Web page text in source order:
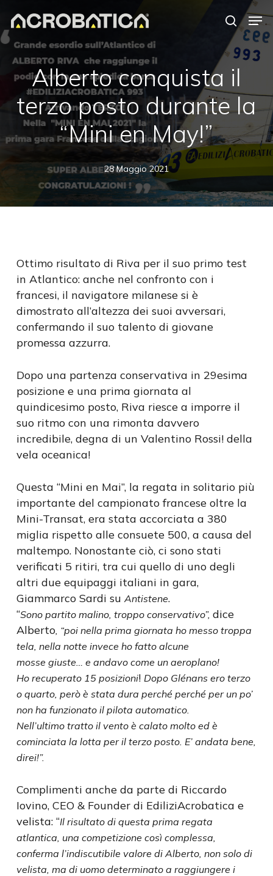
main
content
search
Alberto conquista il
terzo posto durante la
“Mini en May!”
28 Maggio 2021
Ottimo risultato di Riva per il suo primo test
in Atlantico: anche nel confronto con i
francesi, il navigatore milanese si è
dimostrato all’altezza dei suoi avversari,
confermando il suo talento di giovane
promessa azzurra.
Dopo una partenza conservativa in 29esima
posizione e una prima giornata al
quindicesimo posto, Riva riesce a imporre il
suo ritmo con una rimonta davvero
incredibile, degna di un Valentino Rossi! della
vela oceanica!
Questa “Mini en Mai”, la regata in solitario più
importante del campionato francese oltre la
Mini-Transat, era stata accorciata a 380
miglia rispetto alle consuete 500, a causa del
maltempo. Nonostante ciò, ci sono stati
verificati 5 ritiri, tra cui quello di uno degli
altri due equipaggi italiani in gara,
Giammarco Sardi suAntistene.
“Sono partito malino, troppo conservativo”, dice
Alberto, “poi nella prima giornata ho messo troppa
tela, nella notte invece ho fatto alcune
mosse giuste… e andavo come un aeroplano!
Ho recuperato 15 posizioni! Dopo Glénans ero terzo
o quarto, però è stata dura perché perché per un po’
non ha funzionato il pilota automatico.
Nell’ultimo tratto il vento è calato molto ed è
cominciata la lotta per il terzo posto. E’ andata bene,
direi!”.
Complimenti anche da parte di Riccardo
Iovino, CEO & Founder di EdiliziAcrobatica e
velista: “Il risultato di questa prima regata
atlantica, una competizione così complessa,
conferma l’indiscutibile valore di Alberto, non solo di
velista, ma di uomo determinato a raggiungere i
Close
Menu